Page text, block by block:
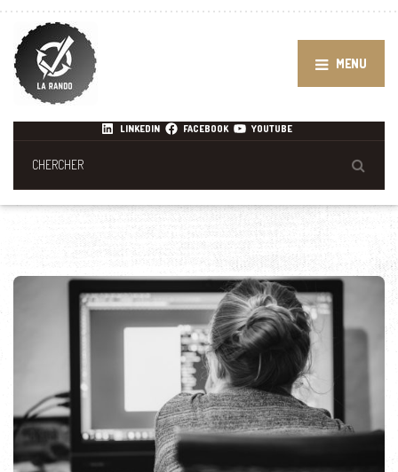
MENU
LINKEDIN FACEBOOK YOUTUBE